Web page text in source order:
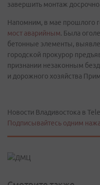
завершить монтаж досрочно.
Напомним, в мае прошлого
мост аварийным. Была
бетонные элементы,
городской прокурор
признании незаконным
и дорожного хозяйства
Новости Владивостока в
Подписывайтесь одним